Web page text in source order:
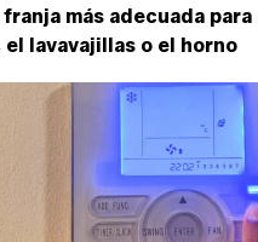
franja más adecuada
el lavavajillas o el horno